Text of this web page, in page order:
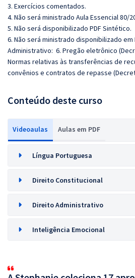
3. Exercícios comentados.
4. Não será ministrado Aula Essencial 80/
5. Não será disponibilizado PDF Sintético.
6. Não será ministrado disponibilizado em
Administrativo: 6. Pregão eletrônico
Normas relativas às transferências de
convênios e contratos de repasse
Conteúdo deste curso
Videoaulas Aulas em PDF
Língua Portuguesa
Direito Constitucional
Direito Administrativo
Inteligência Emocional